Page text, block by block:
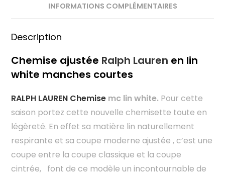
INFORMATIONS COMPLÉMENTAIRES
Description
Chemise ajustée Ralph Lauren en lin
white manches courtes
RALPH LAUREN Chemise mc lin white. Pour cette
saison portez cette nouvelle chemisette toute en
légèreté. En effet sa matière lin naturellement
respirante et sa coupe moderne ajustée , c’est une
coupe entre la coupe classique et la coupe
cintrée, font de ce modèle un incontournable de